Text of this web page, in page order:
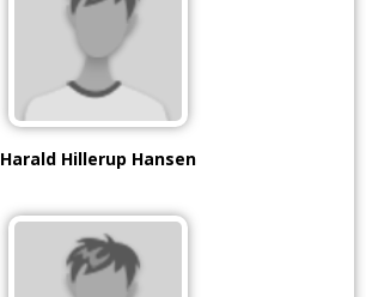
Harald Hillerup Hansen